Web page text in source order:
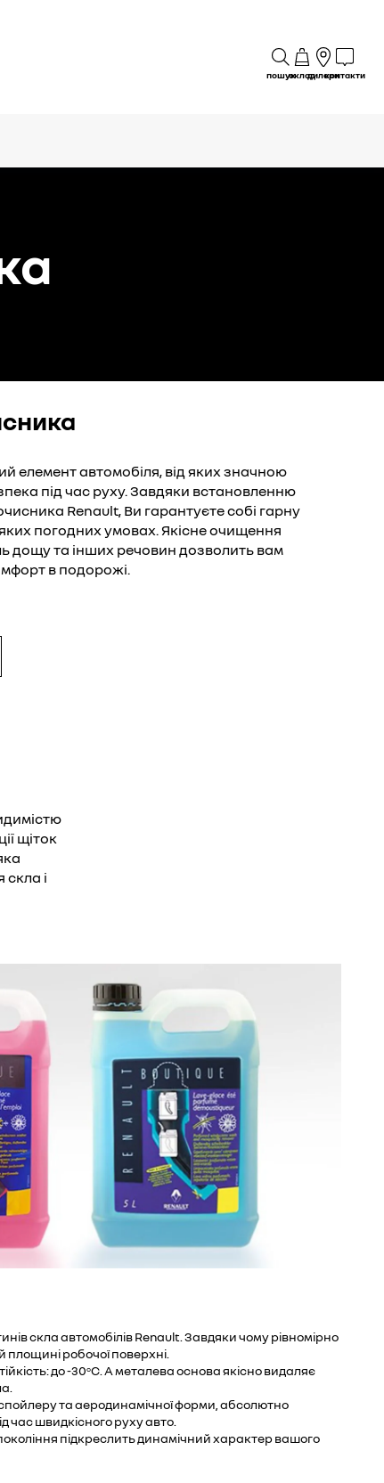
пошукскладдилериконтакти
елемент автомобіля, від яких значною
під час руху. Завдяки встановленню
Renault, Ви гарантуєте собі гарну
погодних умовах. Якісне очищення
дощу та інших речовин дозволить вам
в подорожі.
щіток
і
скла автомобілів Renault. Завдяки чому рівномірно
площині робочої поверхні.
до -30оС. А металева основа якісно видаляє
та аеродинамічної форми, абсолютно
час швидкісного руху авто.
підкреслить динамічний характер вашого